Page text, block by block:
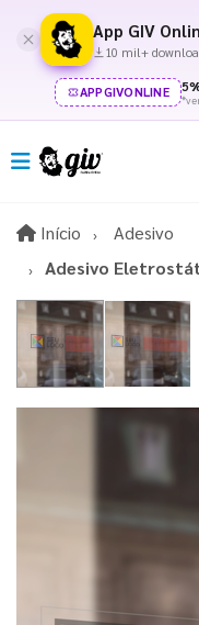
App GIV
10 mil+
APPGIVONLINE
Início InícioAdesivo
Adesivo